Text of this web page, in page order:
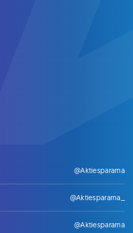
@Aktiespararna
@Aktiespararna_
@Aktiespararna